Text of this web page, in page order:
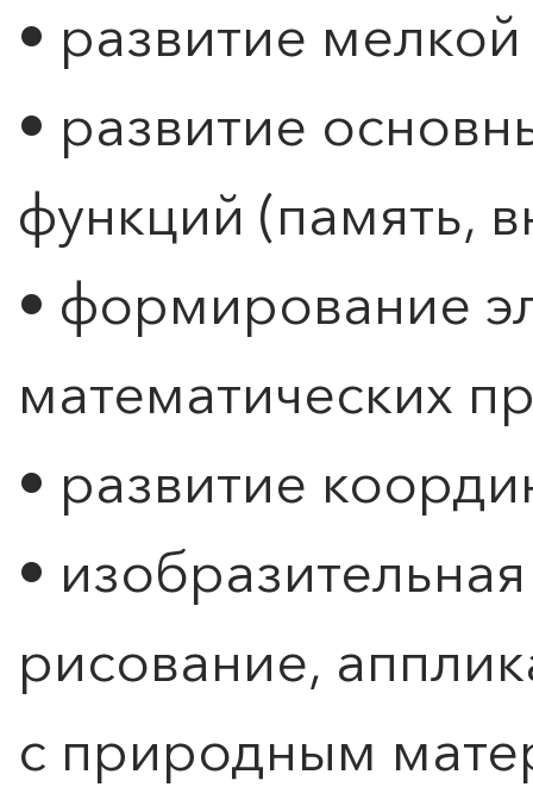
• развитие
• развитие
функций (память,
• формирование
математических
• развитие
•
рисование,
с природным
Расписание и стоимость